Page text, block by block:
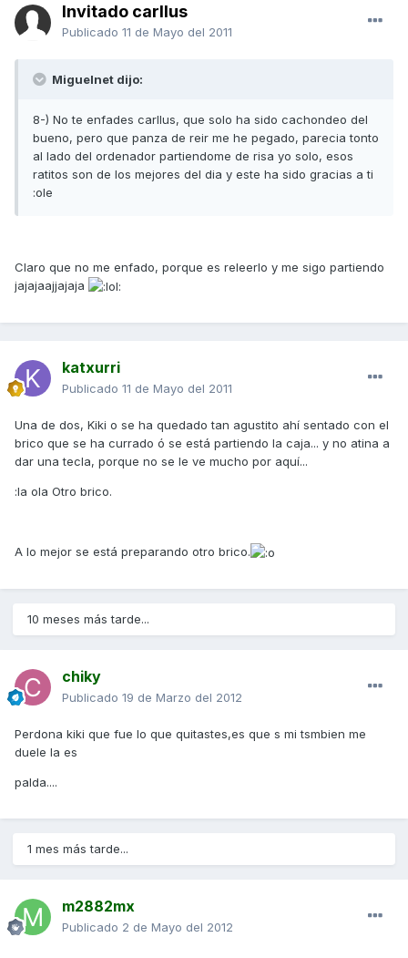
Invitado carllus
Publicado 11 de Mayo del 2011
Miguelnet dijo:
8-) No te enfades carllus, que solo ha sido cachondeo del
bueno, pero que panza de reir me he pegado, parecia tonto
al lado del ordenador partiendome de risa yo solo, esos
ratitos son de los mejores del dia y este ha sido gracias a ti
:ole
Claro que no me enfado, porque es releerlo y me sigo partiendo
jajajaajjajaja
katxurri
Publicado 11 de Mayo del 2011
Una de dos, Kiki o se ha quedado tan agustito ahí sentado con el
brico que se ha currado ó se está partiendo la caja... y no atina a
dar una tecla, porque no se le ve mucho por aquí...
:la ola Otro brico.
A lo mejor se está preparando otro brico.
10 meses más tarde...
chiky
Publicado 19 de Marzo del 2012
Perdona kiki que fue lo que quitastes,es que s mi tsmbien me
duele la es
palda....
1 mes más tarde...
m2882mx
Publicado 2 de Mayo del 2012